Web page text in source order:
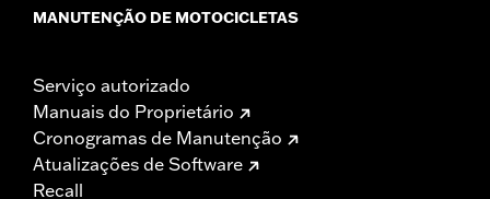
MANUTENÇÃO DE MOTOCICLETAS
Serviço autorizado
Manuais do Proprietário
Cronogramas de Manutenção
Atualizações de Software
Recall